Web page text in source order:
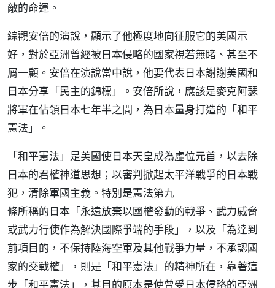
敵的命運。
綜觀安倍的演說，顯示了他極度地向征服它的美國示
好，對於亞洲曾經被日本侵略的國家視若無睹、甚至不
屑一顧。安倍在演說當中說，他要代表日本謝謝美國和
日本分享「民主的錦標」。安倍所說，應該是麥克阿瑟
將軍在佔領日本七年半之間，為日本量身打造的「和平
憲法」。
「和平憲法」是美國使日本天皇成為虛位元首，以去除
日本的君權神道思想；以審判掀起太平洋戰爭的日本戰
犯，清除軍國主義。特別是憲法第九
條所稱的日本「永遠放棄以國權發動的戰爭、武力威脅
或武力行使作為解決國際爭端的手段」，以及「為達到
前項目的，不保持陸海空軍及其他戰爭力量，不承認國
家的交戰權」，則是「和平憲法」的精神所在，靠著這
步「和平憲法」，其目的原本是使曾受日本侵略的亞洲